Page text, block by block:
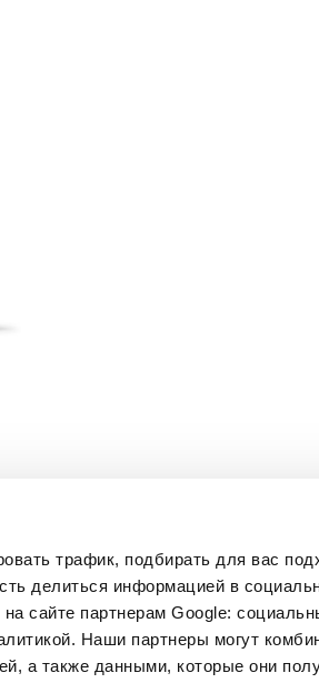
трафик, подбирать для вас
делиться информацией в
сайте партнерам Google:
Наши партнеры могут
а также данными, которые они